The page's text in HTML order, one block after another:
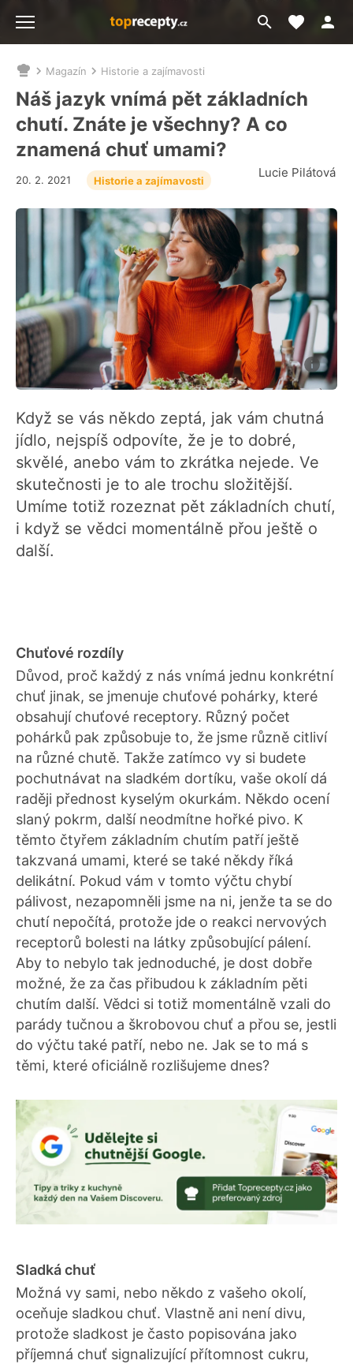
Přejít
na
Moje
Nacházíte
se
zde:
Magazín Historie a zajímavosti
Náš jazyk vnímá pět základních
chutí. Znáte je všechny? A co
znamená chuť umami?
Lucie Pilátová
20. 2. 2021 Historie a zajímavosti
Když se vás někdo zeptá, jak vám chutná
jídlo, nejspíš odpovíte, že je to dobré,
skvělé, anebo vám to zkrátka nejede. Ve
skutečnosti je to ale trochu složitější.
Umíme totiž rozeznat pět základních chutí,
i když se vědci momentálně přou ještě o
další.
Chuťové rozdíly
Důvod, proč každý z nás vnímá jednu konkrétní
chuť jinak, se jmenuje chuťové pohárky, které
obsahují chuťové receptory. Různý počet
pohárků pak způsobuje to, že jsme různě citliví
na různé chutě. Takže zatímco vy si budete
pochutnávat na sladkém dortíku, vaše okolí dá
raději přednost kyselým okurkám. Někdo ocení
slaný pokrm, další neodmítne hořké pivo. K
těmto čtyřem základním chutím patří ještě
takzvaná umami, které se také někdy říká
delikátní. Pokud vám v tomto výčtu chybí
pálivost, nezapomněli jsme na ni, jenže ta se do
chutí nepočítá, protože jde o reakci nervových
receptorů bolesti na látky způsobující pálení.
Aby to nebylo tak jednoduché, je dost dobře
možné, že za čas přibudou k základním pěti
chutím další. Vědci si totiž momentálně vzali do
parády tučnou a škrobovou chuť a přou se, jestli
do výčtu také patří, nebo ne. Jak se to má s
těmi, které oficiálně rozlišujeme dnes?
Sladká chuť
Možná vy sami, nebo někdo z vašeho okolí,
oceňuje sladkou chuť. Vlastně ani není divu,
protože sladkost je často popisována jako
příjemná chuť signalizující přítomnost cukru,